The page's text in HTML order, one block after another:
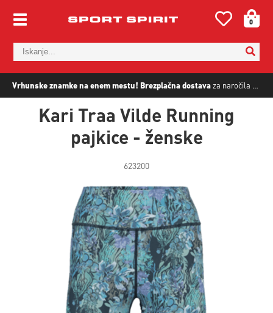
Vrhunske znamke na enem mestu! Brezplačna dostavaza naročila nad
0
Kari Traa Vilde Running
pajkice - ženske
623200